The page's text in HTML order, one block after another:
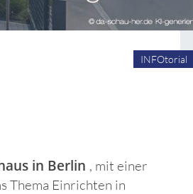
INFOtorial
in Berlin , mit einer
Thema Einrichten in